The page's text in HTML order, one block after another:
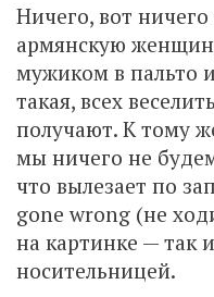
Ничего, вот
армянскую
мужиком в пальто
такая, всех
получают. К тому
мы ничего не
что вылезает по
gone wrong (не
на картинке — так
носительницей.